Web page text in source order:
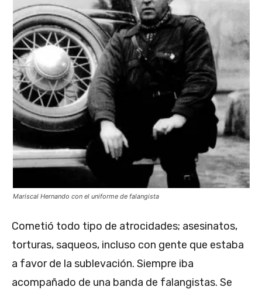
Mariscal Hernando con el uniforme de falangista
Cometió todo tipo de atrocidades; asesinatos,
torturas, saqueos, incluso con gente que estaba
a favor de la sublevación. Siempre iba
acompañado de una banda de falangistas. Se